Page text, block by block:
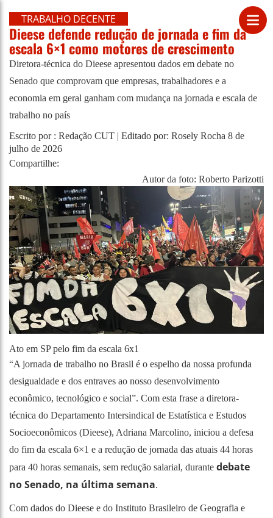
TRABALHO DECENTE
Dieese defende redução de jornada e fim da
escala 6×1 como motores de crescimento
Diretora-técnica do Dieese apresentou dados em debate no
Senado que comprovam que empresas, trabalhadores e a
economia em geral ganham com mudança na jornada e escala de
trabalho no país
Escrito por : Redação CUT | Editado por: Rosely Rocha 8 de
julho de 2026
Compartilhe:
Autor da foto: Roberto Parizotti
Ato em SP pelo fim da escala 6x1
“A jornada de trabalho no Brasil é o espelho da nossa profunda
desigualdade e dos entraves ao nosso desenvolvimento
econômico, tecnológico e social”. Com esta frase a diretora-
técnica do Departamento Intersindical de Estatística e Estudos
Socioeconômicos (Dieese), Adriana Marcolino, iniciou a defesa
do fim da escala 6×1 e a redução de jornada das atuais 44 horas
para 40 horas semanais, sem redução salarial, durante debate
no Senado, na última semana.
Com dados do Dieese e do Instituto Brasileiro de Geografia e